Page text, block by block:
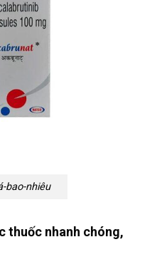
bao-nhiêu
thuốc nhanh chóng,